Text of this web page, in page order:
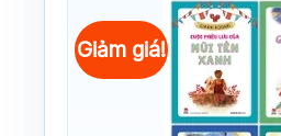
Giảm giá!